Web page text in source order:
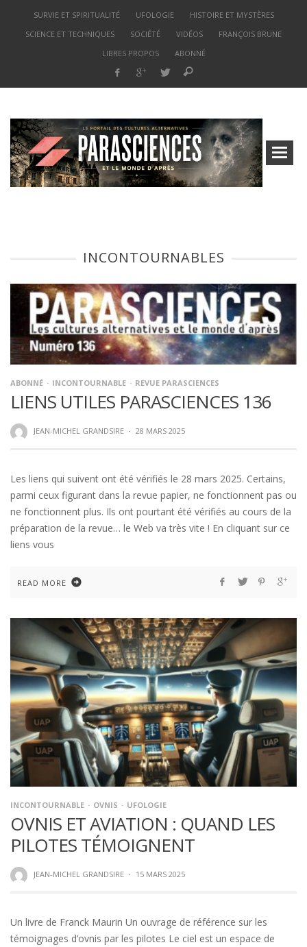
SURVIE ET SPIRITUALITÉ UFOLOGIE
HISTOIRE ET MYSTÈRES
SCIENCE ET TECHNIQUES
SOCIÉTÉ VIDÉOS
FRANÇOIS BRUNE
LIBRES PROPOS
ABONNÉ
INCONTOURNABLES
ABONNÉ INCONTOURNABLE REVUE PARASCIENCES
LIENS UTILES PARASCIENCES 136
JEAN-MICHEL GRANDSIRE · 28 MARS 2025
Les liens qui suivent ont été vérifiés le 28 mars 2025. Certains,
parmi ceux figurant dans la revue papier, ne fonctionnent pas ou
ne fonctionnent plus. Ils ont pourtant été vérifiés au cours de la
préparation de la revue… le Web va très vite ! En cliquant sur ce
liens vous
READ MORE
INCONTOURNABLE OVNIS UFOLOGIE
OVNIS ET AVIATION : QUAND LES
PILOTES TÉMOIGNENT
JEAN-MICHEL GRANDSIRE · 15 MARS 2025
Un livre de Franck Maurin Un ouvrage de référence sur les
témoignages d’ovnis par les pilotes Le ciel est un espace de